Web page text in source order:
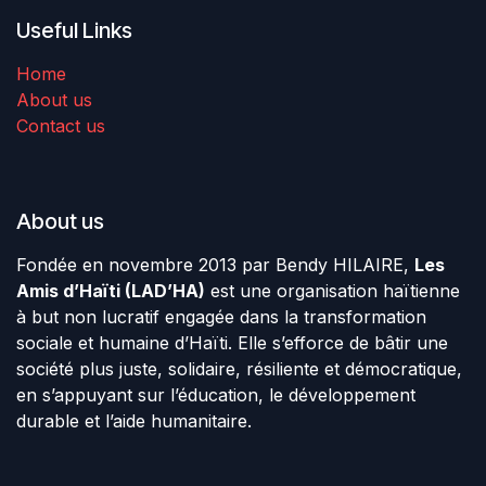
Useful Links
Home
About us
Contact us
About us
Fondée en novembre 2013 par Bendy HILAIRE, Les
Amis d’Haïti (LAD’HA) est une organisation haïtienne
à but non lucratif engagée dans la transformation
sociale et humaine d’Haïti. Elle s’efforce de bâtir une
société plus juste, solidaire, résiliente et démocratique,
en s’appuyant sur l’éducation, le développement
durable et l’aide humanitaire.